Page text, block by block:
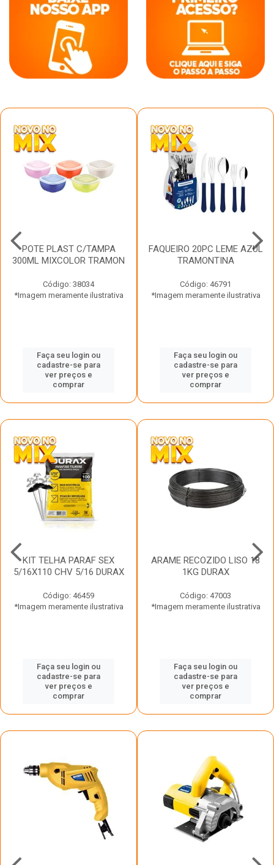
POTE PLAST C/TAMPA
300ML MIXCOLOR TRAMON
Código: 38034
*Imagem meramente ilustrativa
Faça seu login ou
cadastre-se para
ver preços e
comprar
FAQUEIRO 20PC LEME AZUL
TRAMONTINA
Código: 46791
*Imagem meramente ilustrativa
Faça seu login ou
cadastre-se para
ver preços e
comprar
KIT TELHA PARAF SEX
5/16X110 CHV 5/16 DURAX
Código: 46459
*Imagem meramente ilustrativa
Faça seu login ou
cadastre-se para
ver preços e
comprar
ARAME RECOZIDO LISO 18
1KG DURAX
Código: 47003
*Imagem meramente ilustrativa
Faça seu login ou
cadastre-se para
ver preços e
comprar